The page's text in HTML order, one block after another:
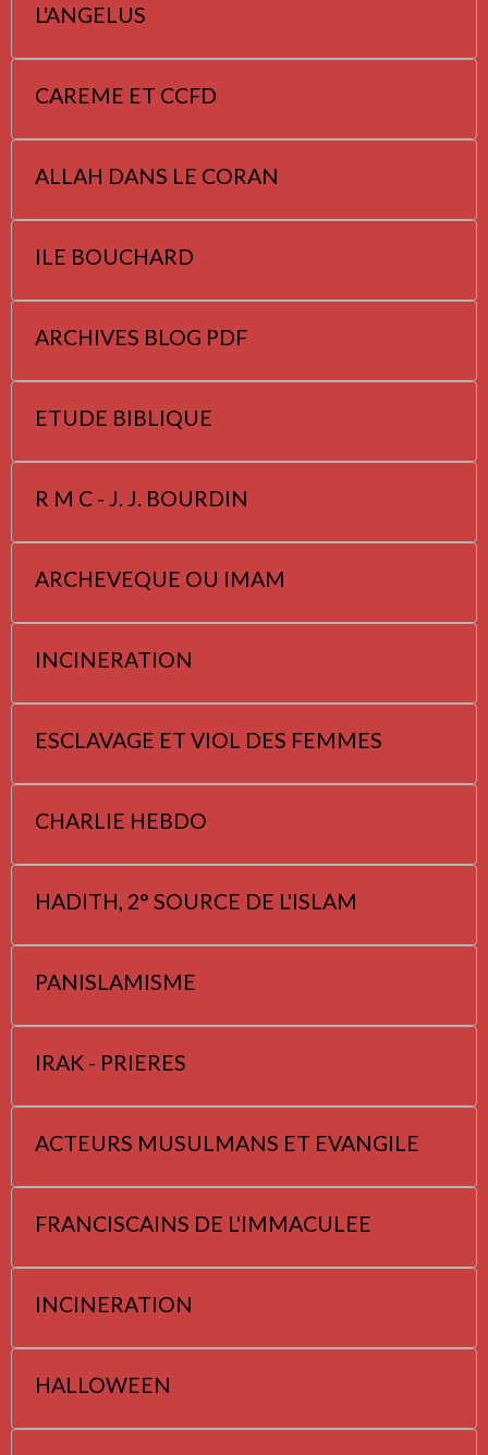
L'ANGELUS
CAREME ET CCFD
ALLAH DANS LE CORAN
ILE BOUCHARD
ARCHIVES BLOG PDF
ETUDE BIBLIQUE
R M C - J. J. BOURDIN
ARCHEVEQUE OU IMAM
INCINERATION
ESCLAVAGE ET VIOL DES FEMMES
CHARLIE HEBDO
HADITH, 2° SOURCE DE L'ISLAM
PANISLAMISME
IRAK - PRIERES
ACTEURS MUSULMANS ET EVANGILE
FRANCISCAINS DE L'IMMACULEE
INCINERATION
HALLOWEEN